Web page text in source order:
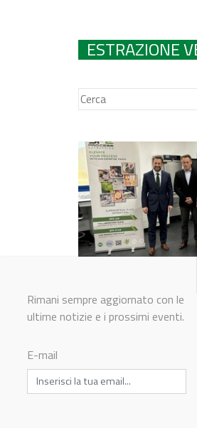
ESTRAZIONE
Dietrich e SFE
per processi
utilizzano la CO2
Le due aziende
produttori industriali
Rimani sempre aggiornato con le
ultime notizie e i prossimi eventi.
E-mail